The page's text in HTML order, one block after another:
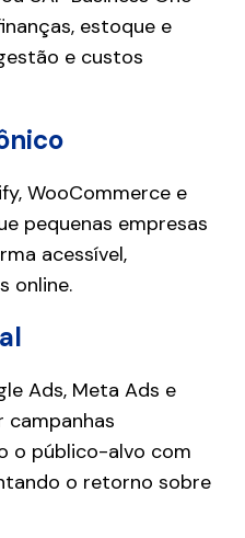
estoque e
e custos
WooCommerce e
pequenas empresas
acessível,
online.
Ads, Meta Ads e
campanhas
o público-alvo com
o retorno sobre